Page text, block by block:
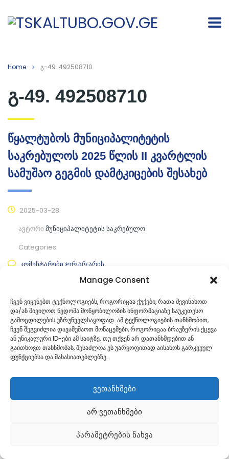
Manage Consent
ჩვენ ვიყენებთ ტექნოლოგიებს, როგორიცაა ქუქები, რათა შევინახოთ
და/ან მივიღოთ წვდომა მოწყობილობის ინფორმაციაზე საუკეთესო
გამოცდილების უზრუნველსაყოფად. ამ ტექნოლოგიების თანხმობით,
ჩვენ შეგვიძლია დავამუშაოთ მონაცემები, როგორიცაა ბრაუზერის ქცევა
ან უნიკალური ID-ები ამ საიტზე. თუ თქვენ არ დათანხმდებით ან
გაითხოვთ თანხმობას, შესაძლოა ეს უარყოფითად აისახოს გარკვეულ
ფუნქციებსა და მახასიათებლებზე.
ვეთანხმები
არ ვეთანხმები
პარამეტრების ნახვა
Home გ-49. 492508710
გ-49. 492508710
წყალტუბოს მუნიციპალიტეტის
საკრებულოს 2025 წლის II კვარტლის
სამუშაო გეგმის დამტკიცების შესახებ
2025-03-28
ავტორი მუნიციპალიტეტის საკრებულო
Categories:
კომენტარები ჯერ არ არის
ᲒᲐᲜᲐᲒᲠᲫᲔ ᲙᲘᲗᲮᲕᲐ
Georgian